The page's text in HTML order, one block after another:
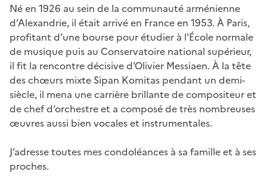
Né en 1926 au sein de la communauté arménienne
d’Alexandrie, il était arrivé en France en 1953. À Paris,
profitant d’une bourse pour étudier à l'École normale
de musique puis au Conservatoire national supérieur,
il fit la rencontre décisive d'Olivier Messiaen. À la tête
des chœurs mixte Sipan Komitas pendant un demi-
siècle, il mena une carrière brillante de compositeur et
de chef d’orchestre et a composé de très nombreuses
œuvres aussi bien vocales et instrumentales.
J’adresse toutes mes condoléances à sa famille et à ses
proches.